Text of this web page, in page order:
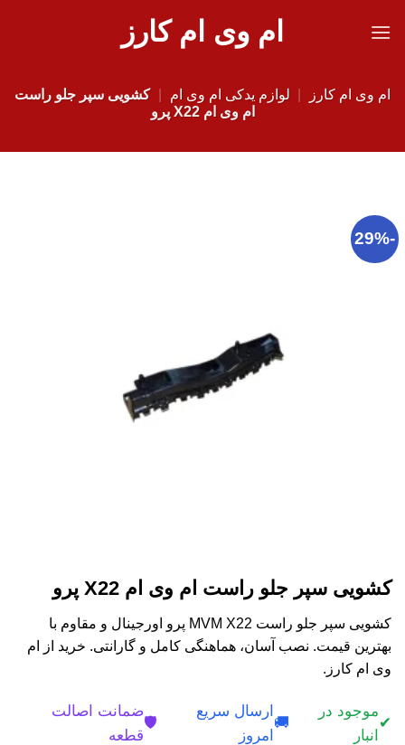
ام وی ام کارز
ام وی ام کارز لوازم یدکی ام وی ام
کشویی سپر جلو راست
ام وی ام X22 پرو
-29%
کشویی سپر جلو راست ام وی ام X22 پرو
کشویی سپر جلو راست MVM X22 پرو اورجینال و مقاوم با
بهترین قیمت. نصب آسان، هماهنگی کامل و گارانتی. خرید از ام
وی ام کارز.
✔
موجود در
انبار
🚚
ارسال سریع
امروز
🛡️
ضمانت اصالت
قطعه